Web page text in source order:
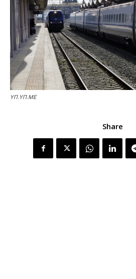
ΥΠ.ΥΠ.ΜΕ
Share